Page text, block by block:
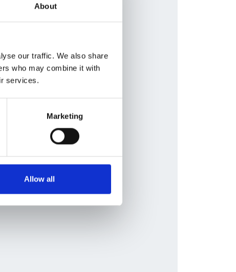
About
our traffic. We also share
who may combine it with
services.
Marketing
Allow all